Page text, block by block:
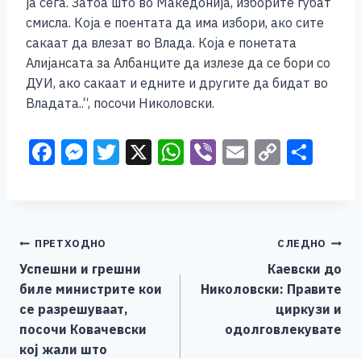
смисла. Која е поентата да има избори, ако сите
сакаат да влезат во Влада. Која е понетата
Алијансата за Албанците да излезе да се бори со
ДУИ, ако сакаат и едните и другите да бидат во
Владата..“, посочи Николовски.
F
b
o
o
k
M
n
g
er
T X W Vi E C
Li
n
k
Навигација
на
напис
ПРЕТХОДНО
Успешни и грешни
биле министрите кои
се разрешуваат,
посочи Ковачевски
кој жали што
СЛЕДНО
Каевски до
Николовски: Правите
циркузи и
одолговлекувате